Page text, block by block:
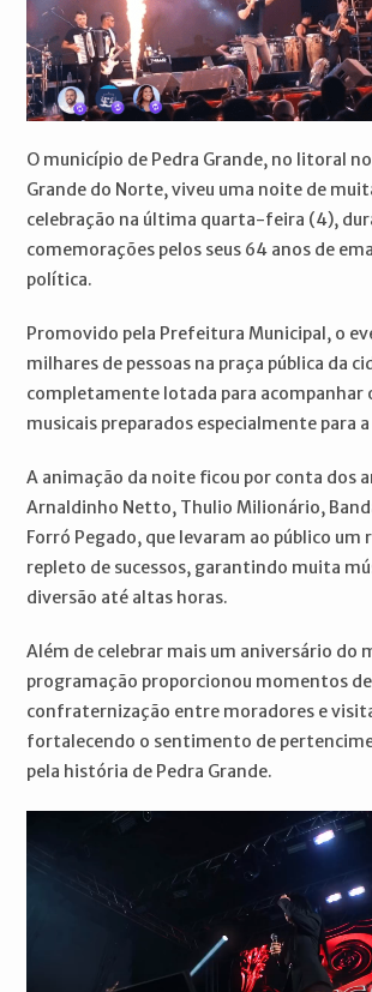
O município de Pedra Grande, no litoral
Grande do Norte, viveu uma noite de
celebração na última quarta-feira (4),
comemorações pelos seus 64 anos de
política.
Promovido pela Prefeitura Municipal, o
milhares de pessoas na praça pública da
completamente lotada para acompanhar
musicais preparados especialmente para
A animação da noite ficou por conta dos
Arnaldinho Netto, Thulio Milionário,
Forró Pegado, que levaram ao público um
repleto de sucessos, garantindo muita
diversão até altas horas.
Além de celebrar mais um aniversário do
programação proporcionou momentos de
confraternização entre moradores e
fortalecendo o sentimento de
pela história de Pedra Grande.